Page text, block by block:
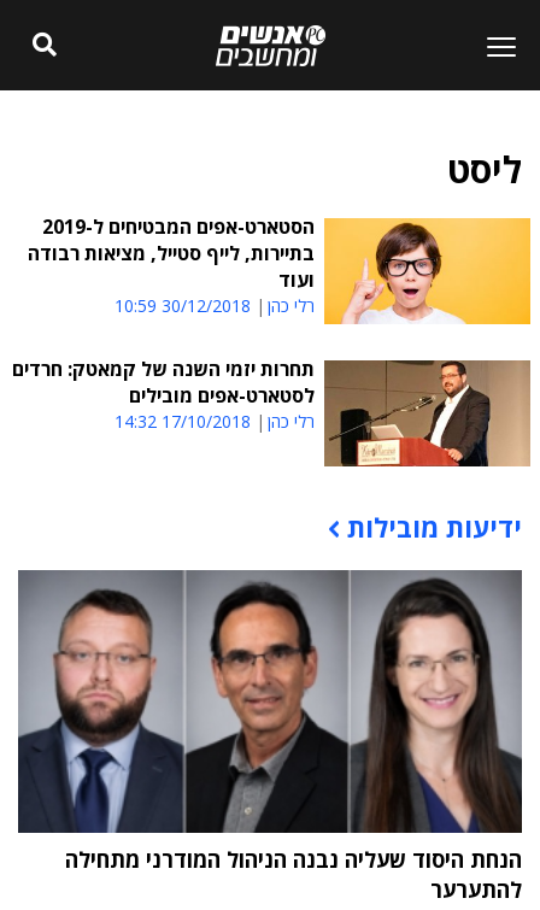
ליסט
הסטארט-אפים המבטיחים ל-2019
בתיירות, לייף סטייל, מציאות רבודה
ועוד
רלי כהן 30/12/2018 10:59
תחרות יזמי השנה של קמאטק: חרדים
לסטארט-אפים מובילים
רלי כהן 17/10/2018 14:32
תוכן פרסומי
ידיעות מובילות
הנחת היסוד שעליה נבנה הניהול המודרני מתחילה
להתערער